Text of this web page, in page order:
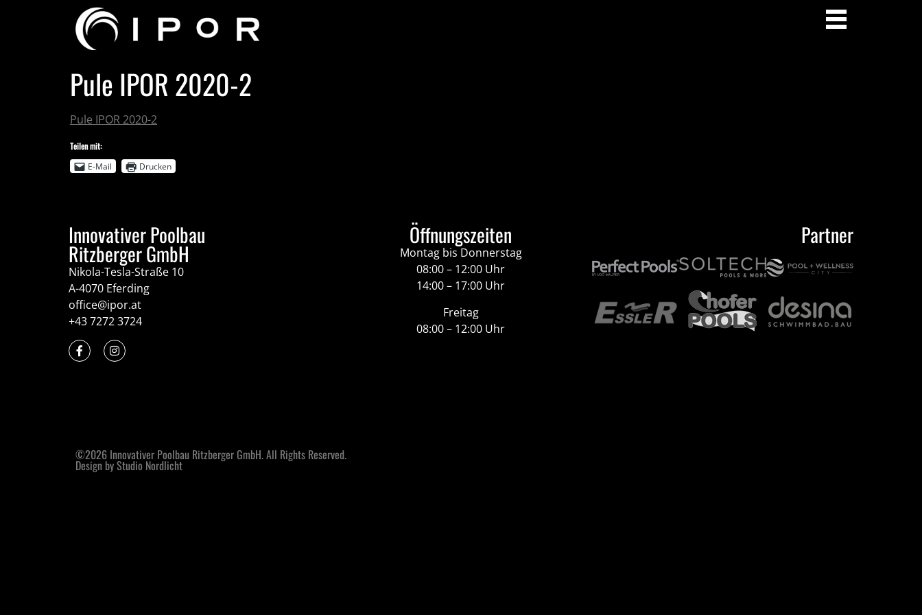
Pule IPOR 2020-2
Pule IPOR 2020-2
Teilen mit:
E-Mail
Drucken
Innovativer Poolbau
Ritzberger GmbH
Nikola-Tesla-Straße 10
A-4070 Eferding
office@ipor.at
+43 7272 3724
Öffnungszeiten
Montag bis Donnerstag
08:00 – 12:00 Uhr
14:00 – 17:00 Uhr
Freitag
08:00 – 12:00 Uhr
Partner
©2026 Innovativer Poolbau Ritzberger GmbH. All Rights Reserved.
Design by Studio Nordlicht